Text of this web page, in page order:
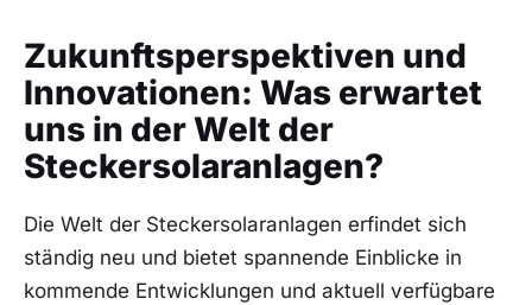
Zukunftsperspektiven und
‌Innovationen: Was erwartet
uns in⁢ der Welt der
Steckersolaranlagen?
Die Welt der Steckersolaranlagen erfindet sich
ständig neu und bietet spannende Einblicke in
kommende Entwicklungen‌ und aktuell verfügbare